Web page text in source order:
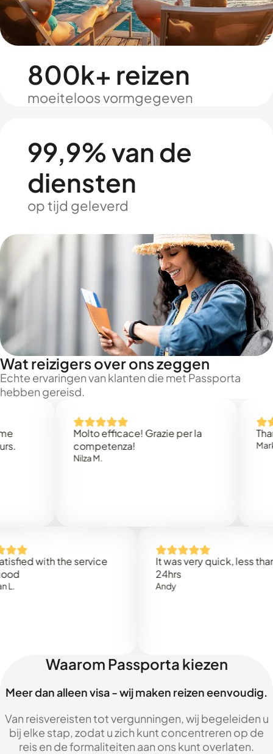
800k+ reizen
moeiteloos vormgegeven
99,9% van de
diensten
op tijd geleverd
Wat reizigers over ons zeggen
Echte ervaringen van klanten die met Passporta
hebben gereisd.
Molto efficace! Grazie per la
competenza!
Thank
Mark N.
with the service
It was very quick, less than
Waarom Passporta kiezen
Meer dan alleen visa - wij maken reizen eenvoudig.
Van reisvereisten tot vergunningen, wij begeleiden u
bij elke stap, zodat u zich kunt concentreren op de
reis en de formaliteiten aan ons kunt overlaten.